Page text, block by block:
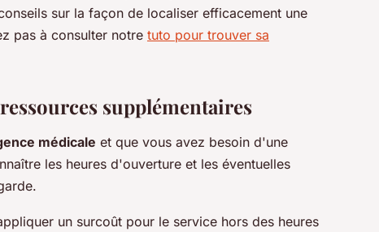
sur la façon de localiser efficacement une
pas à consulter notre tuto pour trouver sa
supplémentaires
médicale et que vous avez besoin d'une
les heures d'ouverture et les éventuelles
un surcoût pour le service hors des heures